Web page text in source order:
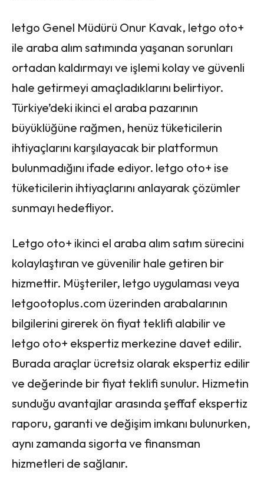
letgo Genel Müdürü Onur Kavak, letgo oto+
ile araba alım satımında yaşanan sorunları
ortadan kaldırmayı ve işlemi kolay ve güvenli
hale getirmeyi amaçladıklarını belirtiyor.
Türkiye’deki ikinci el araba pazarının
büyüklüğüne rağmen, henüz tüketicilerin
ihtiyaçlarını karşılayacak bir platformun
bulunmadığını ifade ediyor. letgo oto+ ise
tüketicilerin ihtiyaçlarını anlayarak çözümler
sunmayı hedefliyor.
Letgo oto+ ikinci el araba alım satım sürecini
kolaylaştıran ve güvenilir hale getiren bir
hizmettir. Müşteriler, letgo uygulaması veya
letgootoplus.com üzerinden arabalarının
bilgilerini girerek ön fiyat teklifi alabilir ve
letgo oto+ ekspertiz merkezine davet edilir.
Burada araçlar ücretsiz olarak ekspertiz edilir
ve değerinde bir fiyat teklifi sunulur. Hizmetin
sunduğu avantajlar arasında şeffaf ekspertiz
raporu, garanti ve değişim imkanı bulunurken,
aynı zamanda sigorta ve finansman
hizmetleri de sağlanır.